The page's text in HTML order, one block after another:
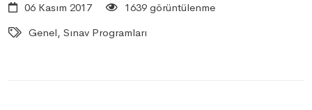
06 Kasım 2017
1639 görüntülenme
Genel, Sınav Programları